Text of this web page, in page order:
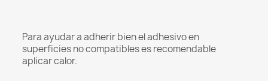
Para ayudar a adherir bien el adhesivo en
superficies no compatibles es recomendable
aplicar calor.